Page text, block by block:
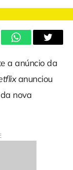
a anúncio da
anunciou
nova